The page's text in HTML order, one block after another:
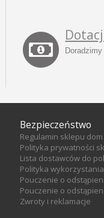
Bezpieczeństwo
Regulamin sklepu
Polityka prywatności
Lista dostawców do
Polityka
Pouczenie o
Pouczenie o
Zwroty i reklamacje